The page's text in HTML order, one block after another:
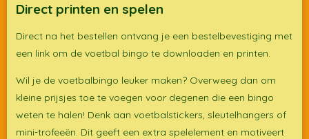
Direct printen en spelen
Direct na het bestellen ontvang je een bestelbevestiging met
een link om de voetbal bingo te downloaden en printen.
Wil je de voetbalbingo leuker maken? Overweeg dan om
kleine prijsjes toe te voegen voor degenen die een bingo
weten te halen! Denk aan voetbalstickers, sleutelhangers of
mini-trofeeën. Dit geeft een extra spelelement en motiveert